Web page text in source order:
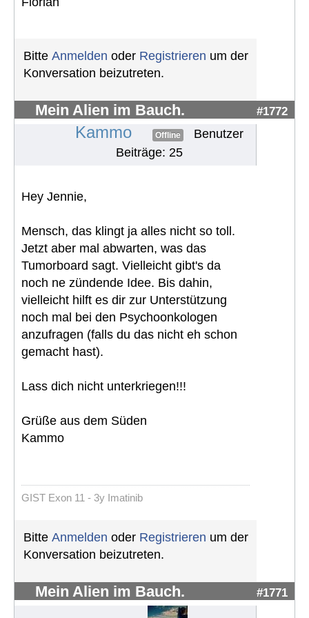
Bitte Anmelden oder Registrieren um der
Konversation beizutreten.
Mein Alien im Bauch. #1772
Kammo Offline
Benutzer
Beiträge: 25
Hey Jennie,
Mensch, das klingt ja alles nicht so toll.
Jetzt aber mal abwarten, was das
Tumorboard sagt. Vielleicht gibt's da
noch ne zündende Idee. Bis dahin,
vielleicht hilft es dir zur Unterstützung
noch mal bei den Psychoonkologen
anzufragen (falls du das nicht eh schon
gemacht hast).
Lass dich nicht unterkriegen!!!
Grüße aus dem Süden
Kammo
GIST Exon 11 - 3y Imatinib
Bitte Anmelden oder Registrieren um der
Konversation beizutreten.
Mein Alien im Bauch. #1771